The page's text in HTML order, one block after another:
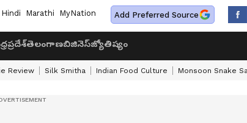
Hindi Marathi MyNation Add Preferred Source
తెలంగాణబిజినెస్జ్యోతిష్యం
Review Silk Smitha Indian Food Culture Monsoon Snake